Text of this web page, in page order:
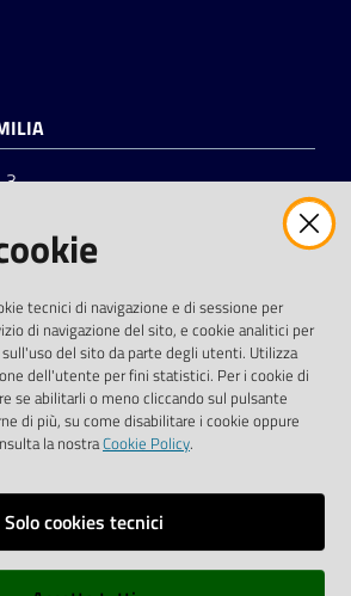
3
privacy
tecnici di navigazione e di sessione per
di navigazione del sito, e cookie analitici per
del sito da parte degli utenti. Utilizza
dell'utente per fini statistici. Per i cookie di
se abilitarli o meno cliccando sul pulsante
di più, su come disabilitare i cookie oppure
la nostraCookie Policy.
Solo cookies tecnici